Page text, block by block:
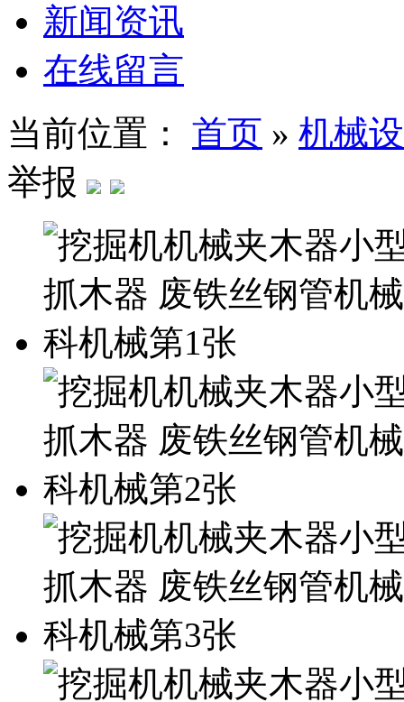
新闻资讯
在线留言
当前位置： 首页 » 机械
举报